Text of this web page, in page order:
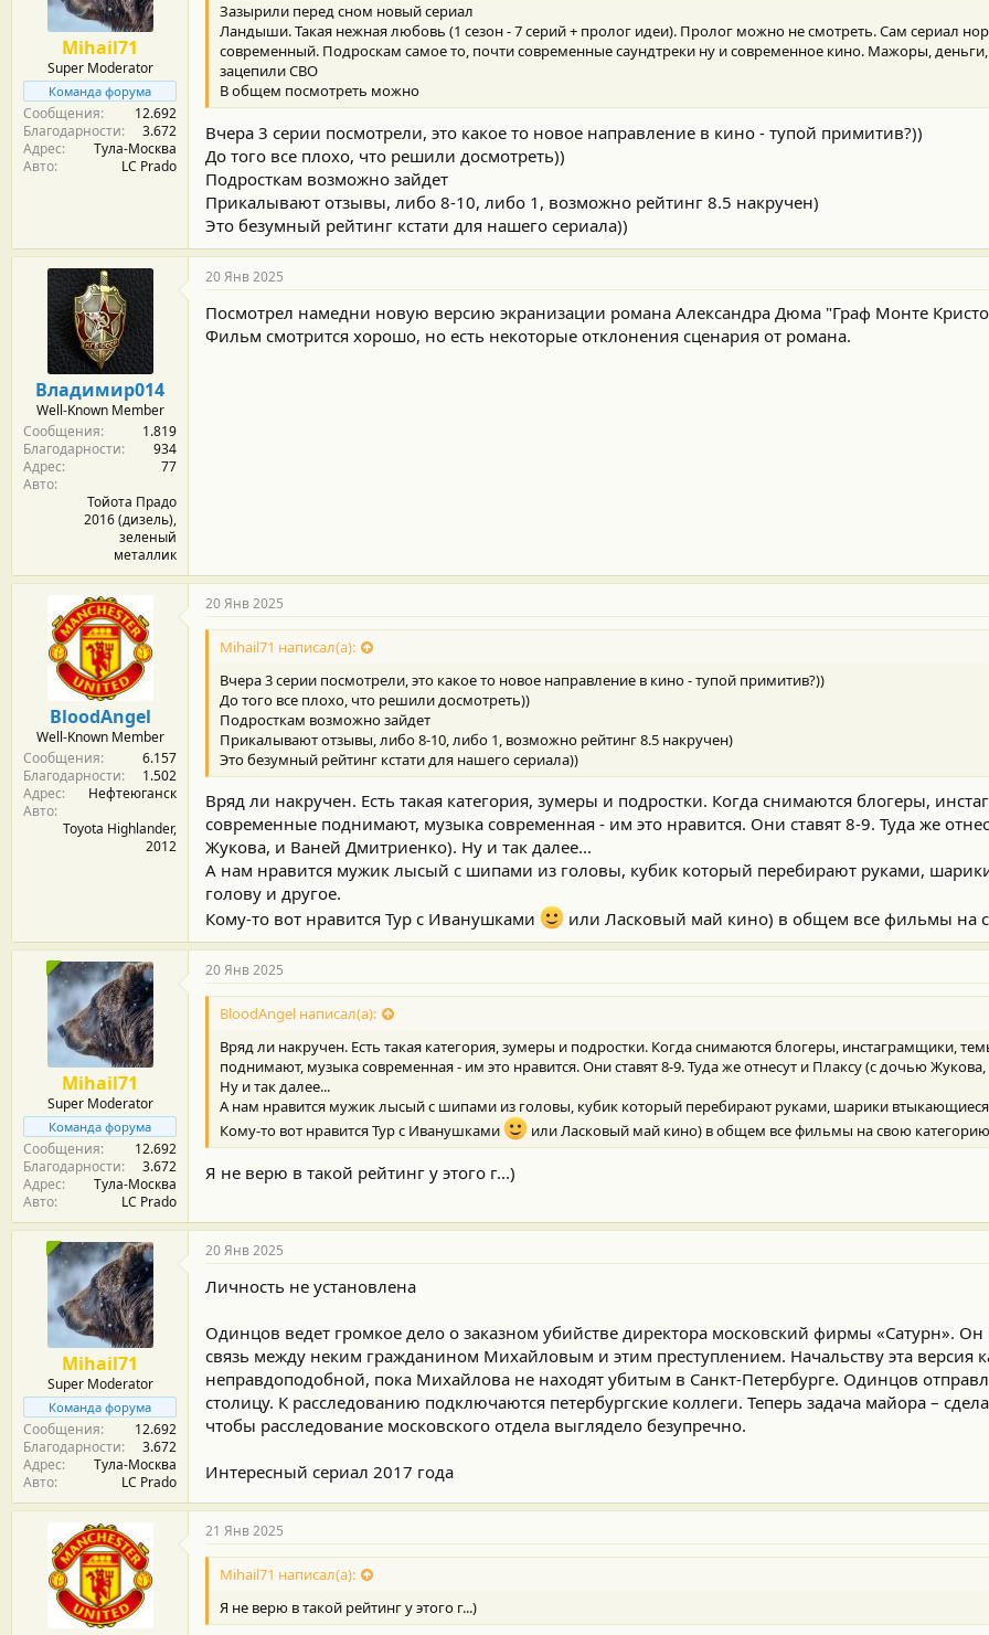
н
о
с
т
и
:
Mihail71
Super Moderator
Команда форума
Сообщения
12.692
Благодарности
3.672
Адрес
Тула-Москва
Авто
LC Prado
Зазырили перед сном новый сериал
Ландыши. Такая нежная любовь (1 сезон - 7 серий + пролог идеи). Пролог можно не смотреть. Сам сериал
современный. Подроскам самое то, почти современные саундтреки ну и современное кино. Мажоры,
зацепили СВО
В общем посмотреть можно
Вчера 3 серии посмотрели, это какое то новое направление в кино - тупой примитив?))
До того все плохо, что решили досмотреть))
Подросткам возможно зайдет
Прикалывают отзывы, либо 8-10, либо 1, возможно рейтинг 8.5 накручен)
Это безумный рейтинг кстати для нашего сериала))
Владимир014
Well-Known Member
Сообщения
1.819
Благодарности
934
Адрес
77
Авто
Тойота Прадо
2016 (дизель),
зеленый
металлик
20 Янв 2025
Посмотрел намедни новую версию экранизации романа Александра Дюма "Граф Монте
Фильм смотрится хорошо, но есть некоторые отклонения сценария от романа.
BloodAngel
Well-Known Member
Сообщения
6.157
Благодарности
1.502
Адрес
Нефтеюганск
Авто
Toyota Highlander,
2012
20 Янв 2025
Mihail71 написал(а):
Вчера 3 серии посмотрели, это какое то новое направление в кино - тупой примитив?))
До того все плохо, что решили досмотреть))
Подросткам возможно зайдет
Прикалывают отзывы, либо 8-10, либо 1, возможно рейтинг 8.5 накручен)
Это безумный рейтинг кстати для нашего сериала))
Вряд ли накручен. Есть такая категория, зумеры и подростки. Когда снимаются блогеры,
современные поднимают, музыка современная - им это нравится. Они ставят 8-9. Туда же
Жукова, и Ваней Дмитриенко). Ну и так далее...
А нам нравится мужик лысый с шипами из головы, кубик который перебирают руками,
голову и другое.
Кому-то вот нравится Тур с Иванушками
или Ласковый май кино) в общем все фильмы на
Mihail71
Super Moderator
Команда форума
Сообщения
12.692
Благодарности
3.672
Адрес
Тула-Москва
Авто
LC Prado
20 Янв 2025
BloodAngel написал(а):
Вряд ли накручен. Есть такая категория, зумеры и подростки. Когда снимаются блогеры, инстаграмщики,
поднимают, музыка современная - им это нравится. Они ставят 8-9. Туда же отнесут и Плаксу (с дочью
Ну и так далее...
А нам нравится мужик лысый с шипами из головы, кубик который перебирают руками, шарики втыкающиеся
Кому-то вот нравится Тур с Иванушками
или Ласковый май кино) в общем все фильмы на свою категорию
Я не верю в такой рейтинг у этого г...)
Mihail71
Super Moderator
Команда форума
Сообщения
12.692
Благодарности
3.672
Адрес
Тула-Москва
Авто
LC Prado
20 Янв 2025
Личность не установлена
Одинцов ведет громкое дело о заказном убийстве директора московский фирмы «Сатурн». Он
связь между неким гражданином Михайловым и этим преступлением. Начальству эта версия
неправдоподобной, пока Михайлова не находят убитым в Санкт-Петербурге. Одинцов
столицу. К расследованию подключаются петербургские коллеги. Теперь задача майора –
чтобы расследование московского отдела выглядело безупречно.
Интересный сериал 2017 года
21 Янв 2025
Mihail71 написал(а):
Я не верю в такой рейтинг у этого г...)